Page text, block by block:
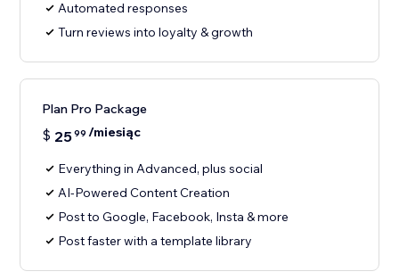
Automated responses
Turn reviews into loyalty & growth
Plan Pro Package
$ 2599 /miesiąc
Everything in Advanced, plus social
AI-Powered Content Creation
Post to Google, Facebook, Insta & more
Post faster with a template library